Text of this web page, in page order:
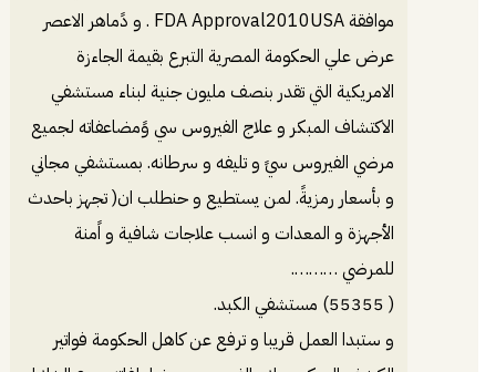
موافقة FDA Approval2010USA . و دًماهر اﻻعصر
عرض علي الحكومة المصرية التبرع بقيمة الجاءزة
الامريكية التي تقدر بنصف مليون جنية لبناء مستشفي
الاكتشاف المبكر و علاج الفيروس سي وًمضاعفاته لجميع
مرضي الفيروس سيً و تليفه و سرطانه. بمستشفي مجاني
و بأسعار رمزيةً. لمن يستطيع و حنطلب ان( تجهز باحدث
الأجهزة و المعدات و انسب علاجات شافية و اًمنة
للمرضي ……….
( 55355) مستشفي الكبد.
و ستبدا العمل قريبا و ترفع عن كاهل الحكومة فواتير